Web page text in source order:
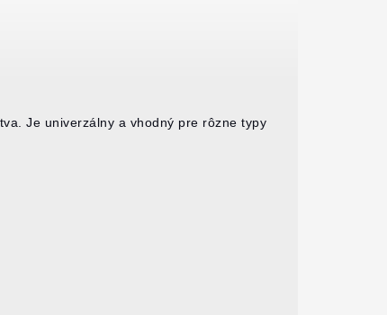
Je univerzálny a vhodný pre rôzne typy